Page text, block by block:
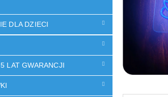
DLA DZIECI
LAT GWARANCJI